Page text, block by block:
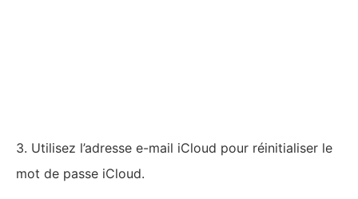
3. Utilisez l’adresse e-mail iCloud pour réinitialiser le
mot de passe iCloud.